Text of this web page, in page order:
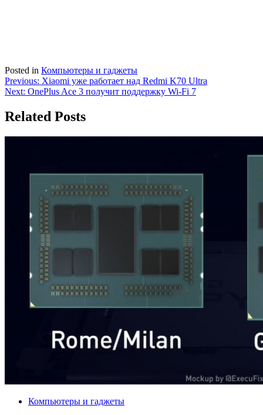
Posted in Компьютеры и гаджеты
Навигация
по
записям
Previous: Xiaomi уже работает над Redmi K70 Ultra
Next: OnePlus Ace 3 получит поддержку Wi-Fi 7
Related Posts
Компьютеры и гаджеты